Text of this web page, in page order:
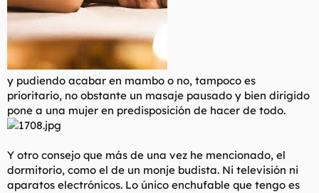
y pudiendo acabar en mambo o no, tampoco es
prioritario, no obstante un masaje pausado y bien dirigido
pone a una mujer en predisposición de hacer de todo.
Y otro consejo que más de una vez he mencionado, el
dormitorio, como el de un monje budista. Ni televisión ni
aparatos electrónicos. Lo único enchufable que tengo es